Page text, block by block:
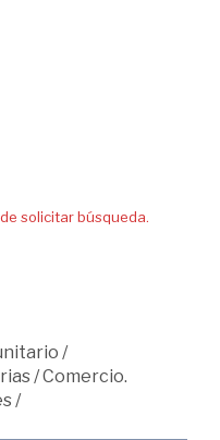
solicitar búsqueda.
/
/Comercio.
/